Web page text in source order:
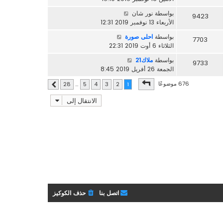
9423 بواسطة نور شان
الأربعاء 13 نوفمبر 2019 12:31
7703 بواسطة احلى صورة
الثلاثاء 6 أوت 2019 22:31
9733 بواسطة ملاك21
الجمعة 26 أفريل 2019 8:45
676 موضوعًا صفحة1 من28
1
2
3
4
5
…
28 التالي
الانتقال إلى
حذف الكوكيز اتصل بنا